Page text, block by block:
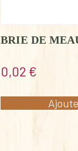
BRIE DE
0,02 €